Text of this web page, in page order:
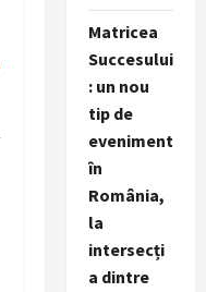
Matricea
Succesului
: un nou
tip de
eveniment
în
România,
la
intersecți
a dintre